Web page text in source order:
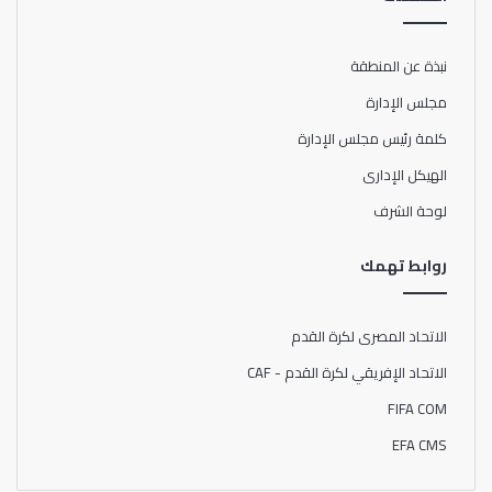
الزمالك سلبيًّا.
نبذة عن المنطقة
مجلس الإدارة
كلمة رئيس مجلس الإدارة
الهيكل الإدارى
لوحة الشرف
روابط تهمك
الاتحاد المصرى لكرة القدم
الاتحاد الإفريقي لكرة القدم - CAF
FIFA COM
EFA CMS